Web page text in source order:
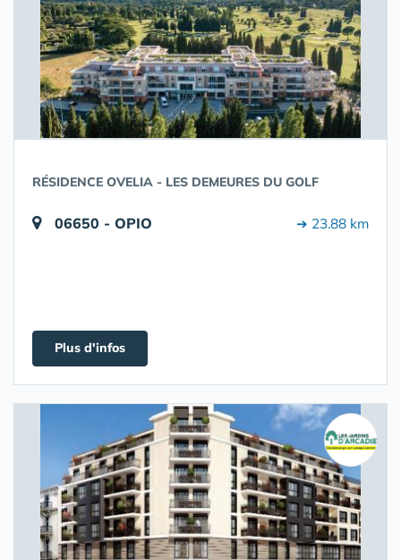
RÉSIDENCE OVELIA - LES DEMEURES DU GOLF
06650 - OPIO ➔ 23.88 km
Plus d'infos